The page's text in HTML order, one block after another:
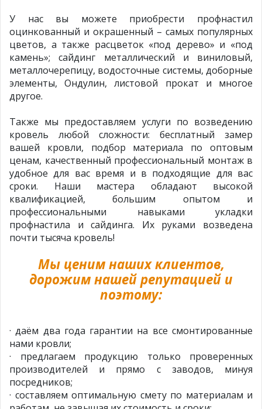
У нас вы можете приобрести профнастил
оцинкованный и окрашенный – самых популярных
цветов, а также расцветок «под дерево» и «под
камень»; сайдинг металлический и виниловый,
металлочерепицу, водосточные системы, доборные
элементы, Ондулин, листовой прокат и многое
другое.
Также мы предоставляем услуги по возведению
кровель любой сложности: бесплатный замер
вашей кровли, подбор материала по оптовым
ценам, качественный профессиональный монтаж в
удобное для вас время и в подходящие для вас
сроки. Наши мастера обладают высокой
квалификацией, большим опытом и
профессиональными навыками укладки
профнастила и сайдинга. Их руками возведена
почти тысяча кровель!
Мы ценим наших клиентов,
дорожим нашей репутацией и
поэтому:
· даём два года гарантии на все смонтированные
нами кровли;
· предлагаем продукцию только проверенных
производителей и прямо с заводов, минуя
посредников;
· составляем оптимальную смету по материалам и